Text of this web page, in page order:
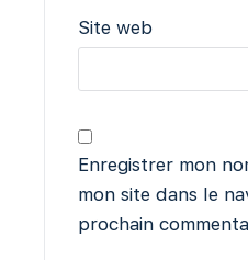
Site web
Enregistrer mon
mon site dans le
prochain